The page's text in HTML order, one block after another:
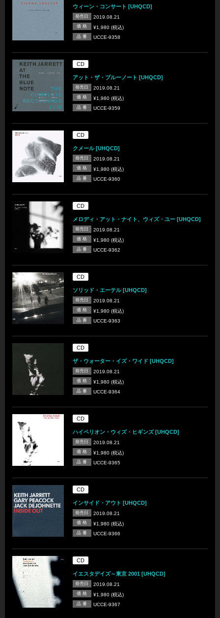
ウィーン・コンサート [UHQCD]
発売日 2019.08.21
価 格 ¥1,980 (税込)
品 番 UCCE-9358
CD
アット・ザ・ブルーノート [UHQCD]
発売日 2019.08.21
価 格 ¥1,980 (税込)
品 番 UCCE-9359
CD
クメール [UHQCD]
発売日 2019.08.21
価 格 ¥1,980 (税込)
品 番 UCCE-9360
CD
メロディ・アット・ナイト、ウィズ・ユー [UHQCD]
発売日 2019.08.21
価 格 ¥1,980 (税込)
品 番 UCCE-9362
CD
ソリッド・エーテル [UHQCD]
発売日 2019.08.21
価 格 ¥1,980 (税込)
品 番 UCCE-9363
CD
ザ・ウォーター・イズ・ワイド [UHQCD]
発売日 2019.08.21
価 格 ¥1,980 (税込)
品 番 UCCE-9364
CD
ハイペリオン・ウィズ・ヒギンズ [UHQCD]
発売日 2019.08.21
価 格 ¥1,980 (税込)
品 番 UCCE-9365
CD
インサイド・アウト [UHQCD]
発売日 2019.08.21
価 格 ¥1,980 (税込)
品 番 UCCE-9366
CD
イエスタデイズ～東京 2001 [UHQCD]
発売日 2019.08.21
価 格 ¥1,980 (税込)
品 番 UCCE-9367